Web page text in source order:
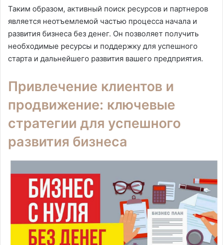
Таким образом, активный поиск ресурсов и партнеров
является неотъемлемой частью процесса начала и
развития бизнеса без денег. Он позволяет получить
необходимые ресурсы и поддержку для успешного
старта и дальнейшего развития вашего предприятия.
Привлечение клиентов и
продвижение: ключевые
стратегии для успешного
развития бизнеса